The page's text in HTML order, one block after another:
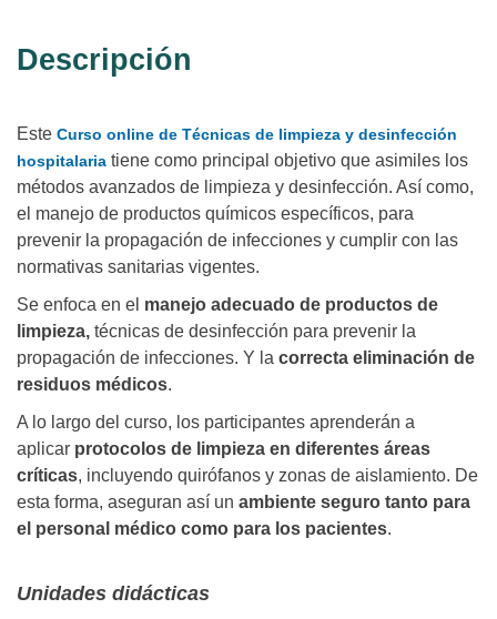
Descripción
Este Curso online de Técnicas de limpieza y desinfección
hospitalaria tiene como principal objetivo que asimiles los
métodos avanzados de limpieza y desinfección. Así como,
el manejo de productos químicos específicos, para
prevenir la propagación de infecciones y cumplir con las
normativas sanitarias vigentes.
Se enfoca en el manejo adecuado de productos de
limpieza, técnicas de desinfección para prevenir la
propagación de infecciones. Y la correcta eliminación de
residuos médicos.
A lo largo del curso, los participantes aprenderán a
aplicar protocolos de limpieza en diferentes áreas
críticas, incluyendo quirófanos y zonas de aislamiento. De
esta forma, aseguran así un ambiente seguro tanto para
el personal médico como para los pacientes.
Unidades didácticas